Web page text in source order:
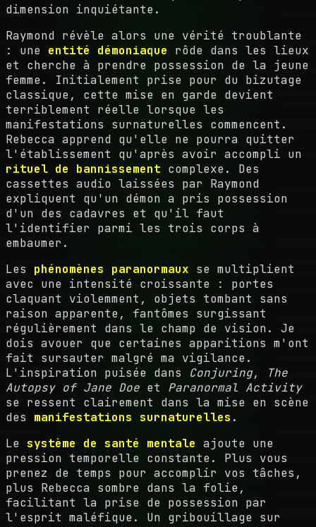
dimension inquiétante.
Raymond révèle alors une vérité troublante
: une entité démoniaque rôde dans les lieux
et cherche à prendre possession de la jeune
femme. Initialement prise pour du bizutage
classique, cette mise en garde devient
terriblement réelle lorsque les
manifestations surnaturelles commencent.
Rebecca apprend qu'elle ne pourra quitter
l'établissement qu'après avoir accompli un
rituel de bannissement complexe. Des
cassettes audio laissées par Raymond
expliquent qu'un démon a pris possession
d'un des cadavres et qu'il faut
l'identifier parmi les trois corps à
embaumer.
Les phénomènes paranormaux se multiplient
avec une intensité croissante : portes
claquant violemment, objets tombant sans
raison apparente, fantômes surgissant
régulièrement dans le champ de vision. Je
dois avouer que certaines apparitions m'ont
fait sursauter malgré ma vigilance.
L'inspiration puisée dans Conjuring,
The
Autopsy of Jane Doe et Paranormal Activity
se ressent clairement dans la mise en scène
des manifestations surnaturelles .
Le système de santé mentale ajoute une
pression temporelle constante. Plus vous
prenez de temps pour accomplir vos tâches,
plus Rebecca sombre dans la folie,
facilitant la prise de possession par
l'esprit maléfique. Un gribouillage sur